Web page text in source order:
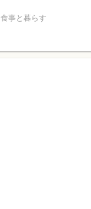
食事と暮らす